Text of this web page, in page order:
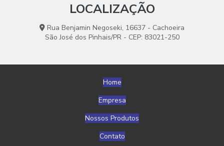
Grãos De Plástico Para Empilhadeiras
Grãos De Plástico Para Indústria
Grãos De Plástico Para Reciclagem
Grãos De Plástico Personalizados
Grãos De Plástico Strech À Venda Online
Grãos De Plástico Stretch Para Indústrias
LOCALIZAÇÃO
Rua Benjamin Negoseki, 16637 - Cachoeira
São José dos Pinhais/PR - CEP: 83021-250
Home
Empresa
Nossos Produtos
Contato